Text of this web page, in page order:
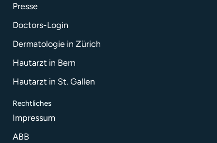
Presse
Doctors-Login
Dermatologie in Zürich
Hautarzt in Bern
Hautarzt in St. Gallen
Rechtliches
Impressum
ABB